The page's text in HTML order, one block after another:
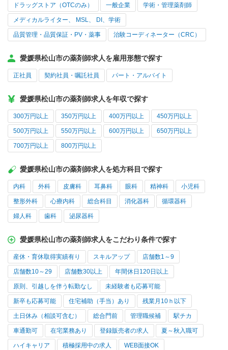
ドラッグストア（OTCのみ） 一般企業 学術・管理薬剤師
メディカルライター、 MSL、 DI、学術
品質管理・品質保証・PV・薬事 治験コーディネーター（CRC）
愛媛県松山市の薬剤師求人を雇用形態で探す
正社員 契約社員・嘱託社員 パート・アルバイト
愛媛県松山市の薬剤師求人を年収で探す
300万円以上 350万円以上 400万円以上 450万円以上
500万円以上 550万円以上 600万円以上 650万円以上
700万円以上 800万円以上
愛媛県松山市の薬剤師求人を処方科目で探す
内科 外科 皮膚科 耳鼻科 眼科 精神科 小児科
整形外科 心療内科 総合科目 消化器科 循環器科
婦人科 歯科 泌尿器科
愛媛県松山市の薬剤師求人をこだわり条件で探す
産休・育休取得実績有り スキルアップ 店舗数1～9
店舗数10～29 店舗数30以上 年間休日120日以上
原則、引越しを伴う転勤なし 未経験者も応募可能
新卒も応募可能 住宅補助（手当）あり 残業月10ｈ以下
土日休み（相談可含む） 総合門前 管理職候補 駅チカ
車通勤可 在宅業務あり 登録販売者の求人 夏～秋入職可
ハイキャリア 積極採用中の求人 WEB面接OK